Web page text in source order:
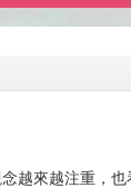
越來越注重，